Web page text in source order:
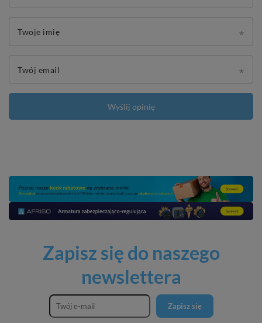
Twoje imię
Twój email
Wyślij opinię
Zapisz się do naszego
newslettera
Zapisz się